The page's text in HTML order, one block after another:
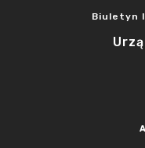
Biuletyn